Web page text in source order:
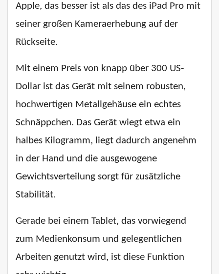
Apple, das besser ist als das des iPad Pro mit
seiner großen Kameraerhebung auf der
Rückseite.
Mit einem Preis von knapp über 300 US-
Dollar ist das Gerät mit seinem robusten,
hochwertigen Metallgehäuse ein echtes
Schnäppchen. Das Gerät wiegt etwa ein
halbes Kilogramm, liegt dadurch angenehm
in der Hand und die ausgewogene
Gewichtsverteilung sorgt für zusätzliche
Stabilität.
Gerade bei einem Tablet, das vorwiegend
zum Medienkonsum und gelegentlichen
Arbeiten genutzt wird, ist diese Funktion